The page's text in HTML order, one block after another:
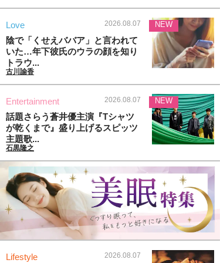
Love 2026.08.07
陰で「くせえババア」と言われて
いた…年下彼氏のウラの顔を知り
トラウ...
古川諭香
NEW
Entertainment 2026.08.07
話題さらう蒼井優主演『Tシャツ
が乾くまで』盛り上げるスピッツ
主題歌...
石黒隆之
NEW
Lifestyle 2026.08.07